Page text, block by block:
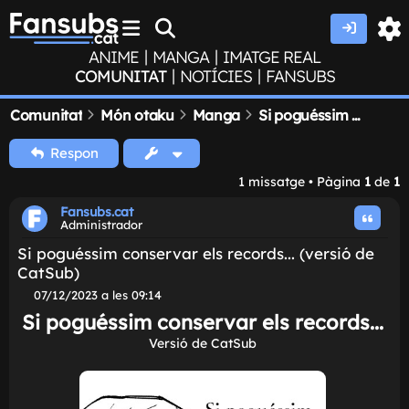
ANIME | MANGA | IMATGE REAL
COMUNITAT | NOTÍCIES | FANSUBS
Comunitat Món otaku Manga Si poguéssim conservar els records... (versió de CatSub)
Respon
1 missatge • Pàgina 1 de 1
Fansubs.cat
Administrador
Si poguéssim conservar els records... (versió
CatSub)
M07/12/2023 a les 09:14
Si poguéssim conservar els